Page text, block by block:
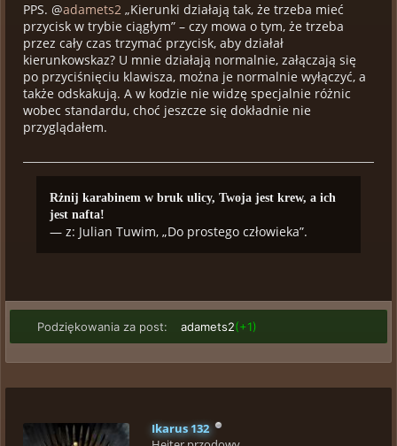
PPS. @adamets2 „Kierunki działają tak, że trzeba mieć
przycisk w trybie ciągłym” – czy mowa o tym, że trzeba
przez cały czas trzymać przycisk, aby działał
kierunkowskaz? U mnie działają normalnie, załączają się
po przyciśnięciu klawisza, można je normalnie wyłączyć, a
także odskakują. A w kodzie nie widzę specjalnie różnic
wobec standardu, choć jeszcze się dokładnie nie
przyglądałem.
Rżnij karabinem w bruk ulicy, Twoja jest krew, a ich
jest nafta!
— z: Julian Tuwim, „Do prostego człowieka”.
Podziękowania za post: adamets2(+1)
Ikarus 132